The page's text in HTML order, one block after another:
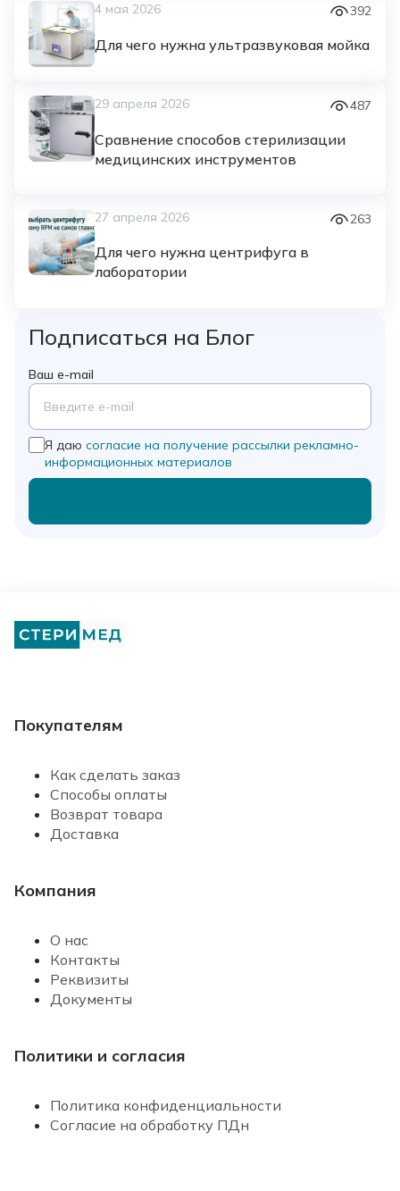
4 мая 2026 392
Для чего нужна ультразвуковая мойка
29 апреля 2026 487
Сравнение способов стерилизации
медицинских инструментов
27 апреля 2026 263
Для чего нужна центрифуга в
лаборатории
Подписаться на Блог
Ваш e-mail
Я даю согласие на получение рассылки рекламно-
информационных материалов
Покупателям
Как сделать заказ
Способы оплаты
Возврат товара
Доставка
Компания
О нас
Контакты
Реквизиты
Документы
Политики и согласия
Политика конфиденциальности
Согласие на обработку ПДн